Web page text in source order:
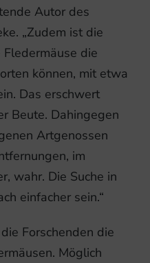
Autor des
„Zudem ist die
die
können, mit etwa
Das erschwert
Beute. Dahingegen
Artgenossen
im
wahr. Die Suche in
einfacher sein.“
Forschenden die
Möglich